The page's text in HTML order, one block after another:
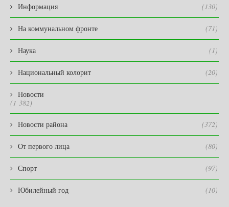
Информация (130)
На коммунальном фронте (71)
Наука (1)
Национальный колорит (20)
Новости
(1 382)
Новости района (372)
От первого лица (80)
Спорт (97)
Юбилейный год (10)